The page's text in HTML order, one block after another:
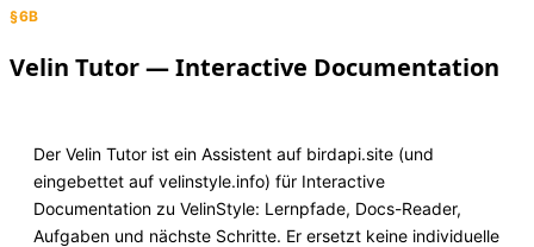
§6B
Velin Tutor — Interactive Documentation
Der Velin Tutor ist ein Assistent auf birdapi.site (und
eingebettet auf velinstyle.info) für Interactive
Documentation zu VelinStyle: Lernpfade, Docs-Reader,
Aufgaben und nächste Schritte. Er ersetzt keine individuelle